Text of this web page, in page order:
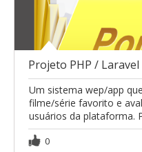
Projeto PHP / Laravel
Um sistema wep/app
filme/série favorito e
usuários da plataforma.
0